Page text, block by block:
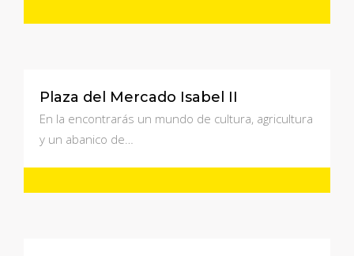
Plaza del Mercado Isabel II
En la encontrarás un mundo de cultura, agricultura
y un abanico de…